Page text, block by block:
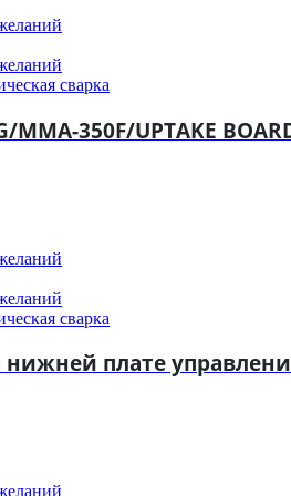
сварка
MMA-350F/UPTAKE
сварка
плате